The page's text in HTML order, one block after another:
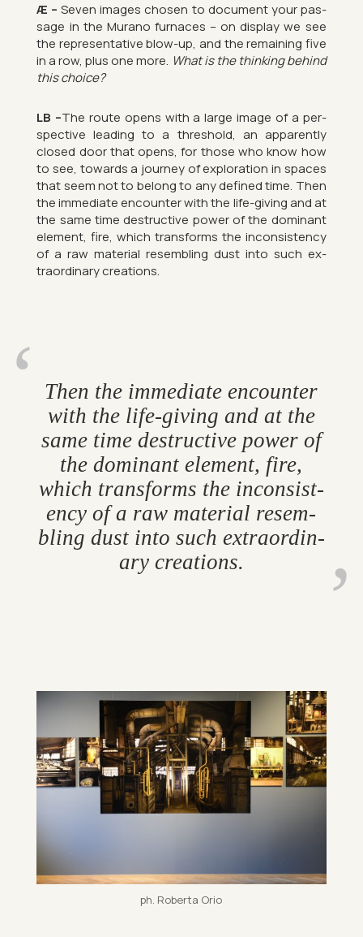
Æ – Seven im­ages chosen to doc­u­ment your pas­
sage in the Mur­ano fur­naces – on dis­play we see
the rep­res­ent­at­ive blow-up, and the re­main­ing five
in a row, plus one more. What is the think­ing be­hind
this choice?
LB –The route opens with a large image of a per­
spect­ive lead­ing to a threshold, an ap­par­ently
closed door that opens, for those who know how
to see, to­wards a jour­ney of ex­plor­a­tion in spaces
that seem not to be­long to any defined time. Then
the im­me­di­ate en­counter with the life-giv­ing and at
the same time de­struct­ive power of the dom­in­ant
ele­ment, fire, which trans­forms the in­con­sist­ency
of a raw ma­ter­ial re­sem­bling dust into such ex­
traordin­ary cre­ations.
Then the im­me­di­ate en­counter
with the life-giv­ing and at the
same time de­struct­ive power of
the dom­in­ant ele­ment, fire,
which trans­forms the in­con­sist­
ency of a raw ma­ter­ial re­sem­
bling dust into such ex­traordin­
ary cre­ations.
ph. Roberta Orio